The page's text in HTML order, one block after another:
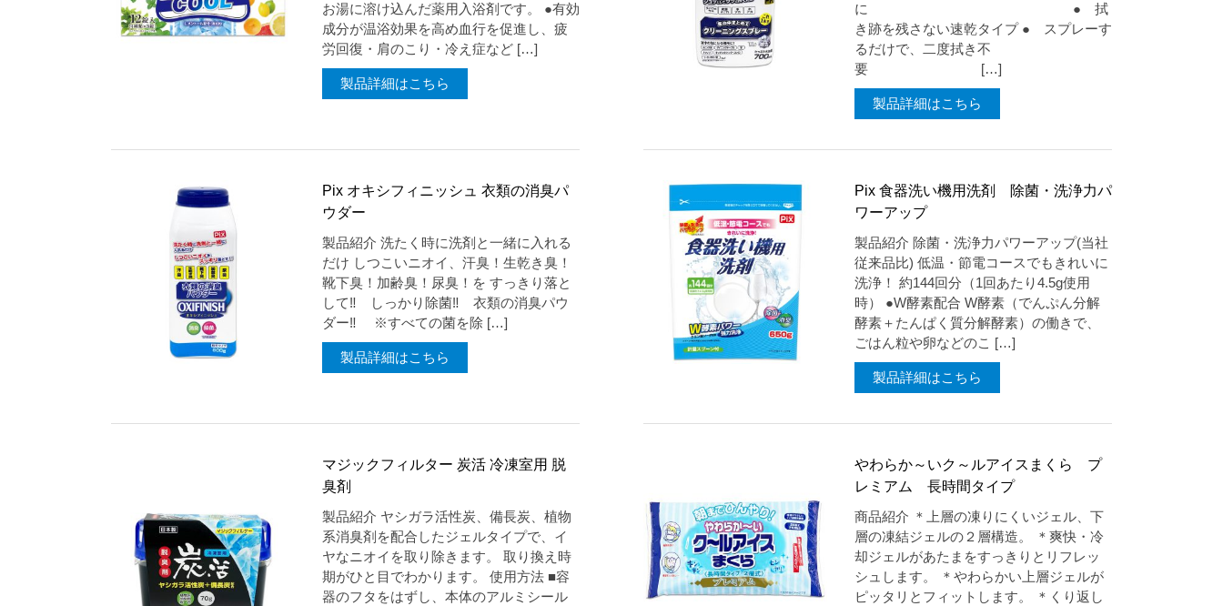
お湯に溶け込んだ薬用入浴剤です。 ●有効
成分が温浴効果を高め血行を促進し、疲
労回復・肩のこり・冷え症など […]
製品詳細はこちら
に ● 拭
き跡を残さない速乾タイプ ● スプレーす
るだけで、二度拭き不
要 […]
製品詳細はこちら
Pix オキシフィニッシュ 衣類の消臭パ
ウダー
製品紹介 洗たく時に洗剤と一緒に入れる
だけ しつこいニオイ、汗臭！生乾き臭！
靴下臭！加齢臭！尿臭！を すっきり落と
して‼ しっかり除菌‼ 衣類の消臭パウ
ダー‼ ※すべての菌を除 […]
製品詳細はこちら
Pix 食器洗い機用洗剤 除菌・洗浄力パ
ワーアップ
製品紹介 除菌・洗浄力パワーアップ(当社
従来品比) 低温・節電コースでもきれいに
洗浄！ 約144回分（1回あたり4.5g使用
時） ●W酵素配合 W酵素（でんぷん分解
酵素＋たんぱく質分解酵素）の働きで、
ごはん粒や卵などのこ […]
製品詳細はこちら
マジックフィルター 炭活 冷凍室用 脱
臭剤
製品紹介 ヤシガラ活性炭、備長炭、植物
系消臭剤を配合したジェルタイプで、イ
ヤなニオイを取り除きます。 取り換え時
期がひと目でわかります。 使用方法 ■容
器のフタをはずし、本体のアルミシール
やわらか～いク～ルアイスまくら プ
レミアム 長時間タイプ
商品紹介 ＊上層の凍りにくいジェル、下
層の凍結ジェルの２層構造。 ＊爽快・冷
却ジェルがあたまをすっきりとリフレッ
シュします。 ＊やわらかい上層ジェルが
ピッタリとフィットします。 ＊くり返し